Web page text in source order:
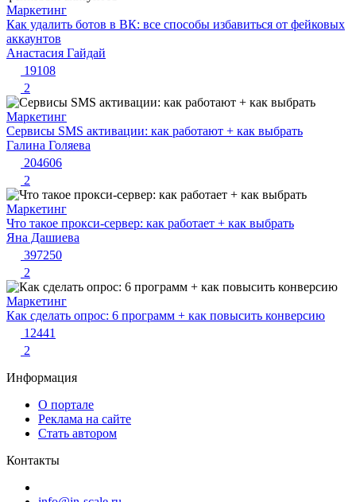
Маркетинг
Как удалить ботов в ВК: все способы избавиться от фейковых
аккаунтов
Анастасия Гайдай
19108
2
Маркетинг
Сервисы SMS активации: как работают + как выбрать
Галина Голяева
204606
2
Маркетинг
Что такое прокси-сервер: как работает + как выбрать
Яна Дашиева
397250
2
Маркетинг
Как сделать опрос: 6 программ + как повысить конверсию
12441
2
Информация
О портале
Реклама на сайте
Стать автором
Контакты